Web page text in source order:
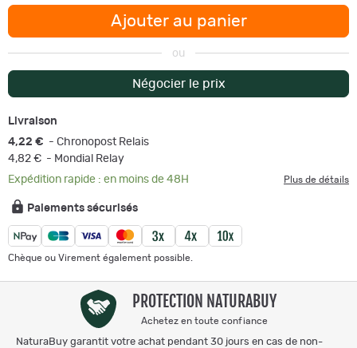
Ajouter au panier
ou
Négocier le prix
Livraison
4,22 € - Chronopost Relais
4,82 € - Mondial Relay
Expédition rapide : en moins de 48H
Plus de détails
Paiements sécurisés
Chèque ou Virement également possible.
PROTECTION NATURABUY
Achetez en toute confiance
NaturaBuy garantit votre achat pendant 30 jours en cas de non-